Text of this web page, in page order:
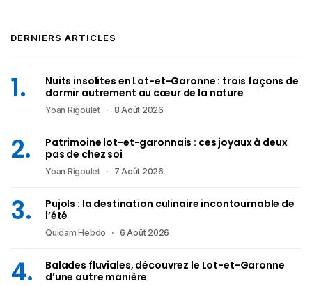
DERNIERS ARTICLES
Nuits insolites en Lot-et-Garonne : trois façons de
dormir autrement au cœur de la nature
Yoan Rigoulet 8 Août 2026
Patrimoine lot-et-garonnais : ces joyaux à deux
pas de chez soi
Yoan Rigoulet 7 Août 2026
Pujols : la destination culinaire incontournable de
l’été
Quidam Hebdo 6 Août 2026
Balades fluviales, découvrez le Lot-et-Garonne
d’une autre manière